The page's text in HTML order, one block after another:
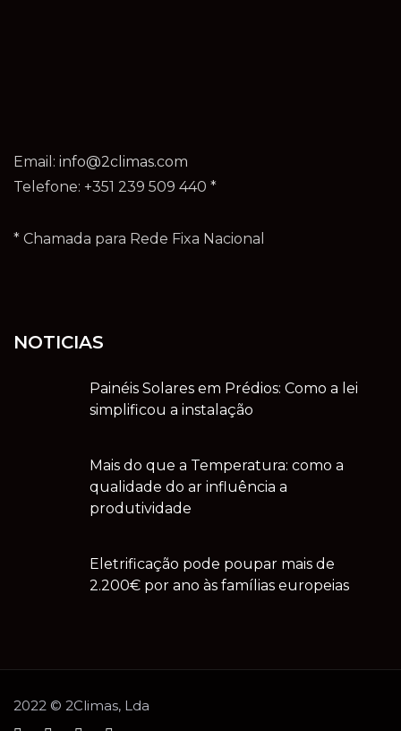
Email: info@2climas.com
Telefone: +351 239 509 440 *
* Chamada para Rede Fixa Nacional
NOTICIAS
Painéis Solares em Prédios: Como a lei
simplificou a instalação
Mais do que a Temperatura: como a
qualidade do ar influência a
produtividade
Eletrificação pode poupar mais de
2.200€ por ano às famílias europeias
2022 © 2Climas, Lda